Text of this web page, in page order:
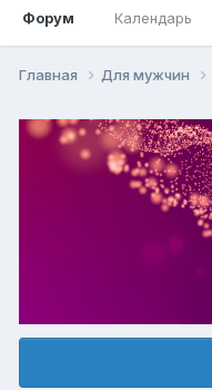
Форум Календарь
Главная Для мужчин